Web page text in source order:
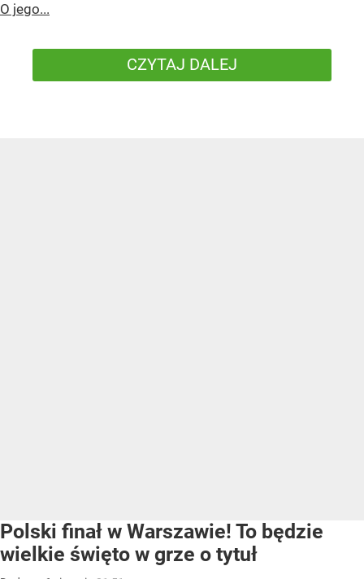
O jego...
CZYTAJ DALEJ
Polski finał w Warszawie! To będzie
wielkie święto w grze o tytuł